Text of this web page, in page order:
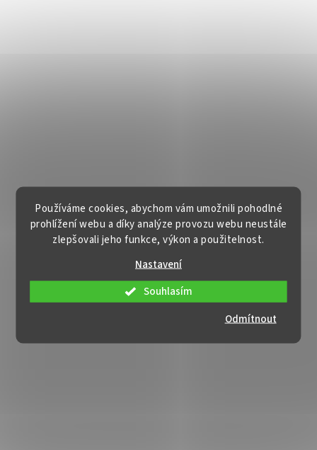
Používáme cookies, abychom vám umožnili pohodlné
prohlížení webu a díky analýze provozu webu neustále
zlepšovali jeho funkce, výkon a použitelnost.
Nastavení
Odmítnout
Souhlasím